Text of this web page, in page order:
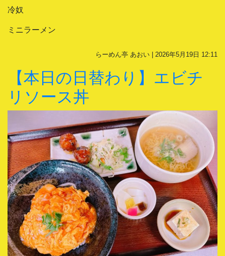
冷奴
ミニラーメン
らーめん亭 あおい | 2026年5月19日 12:11
【本日の日替わり】エビチ
リソース丼